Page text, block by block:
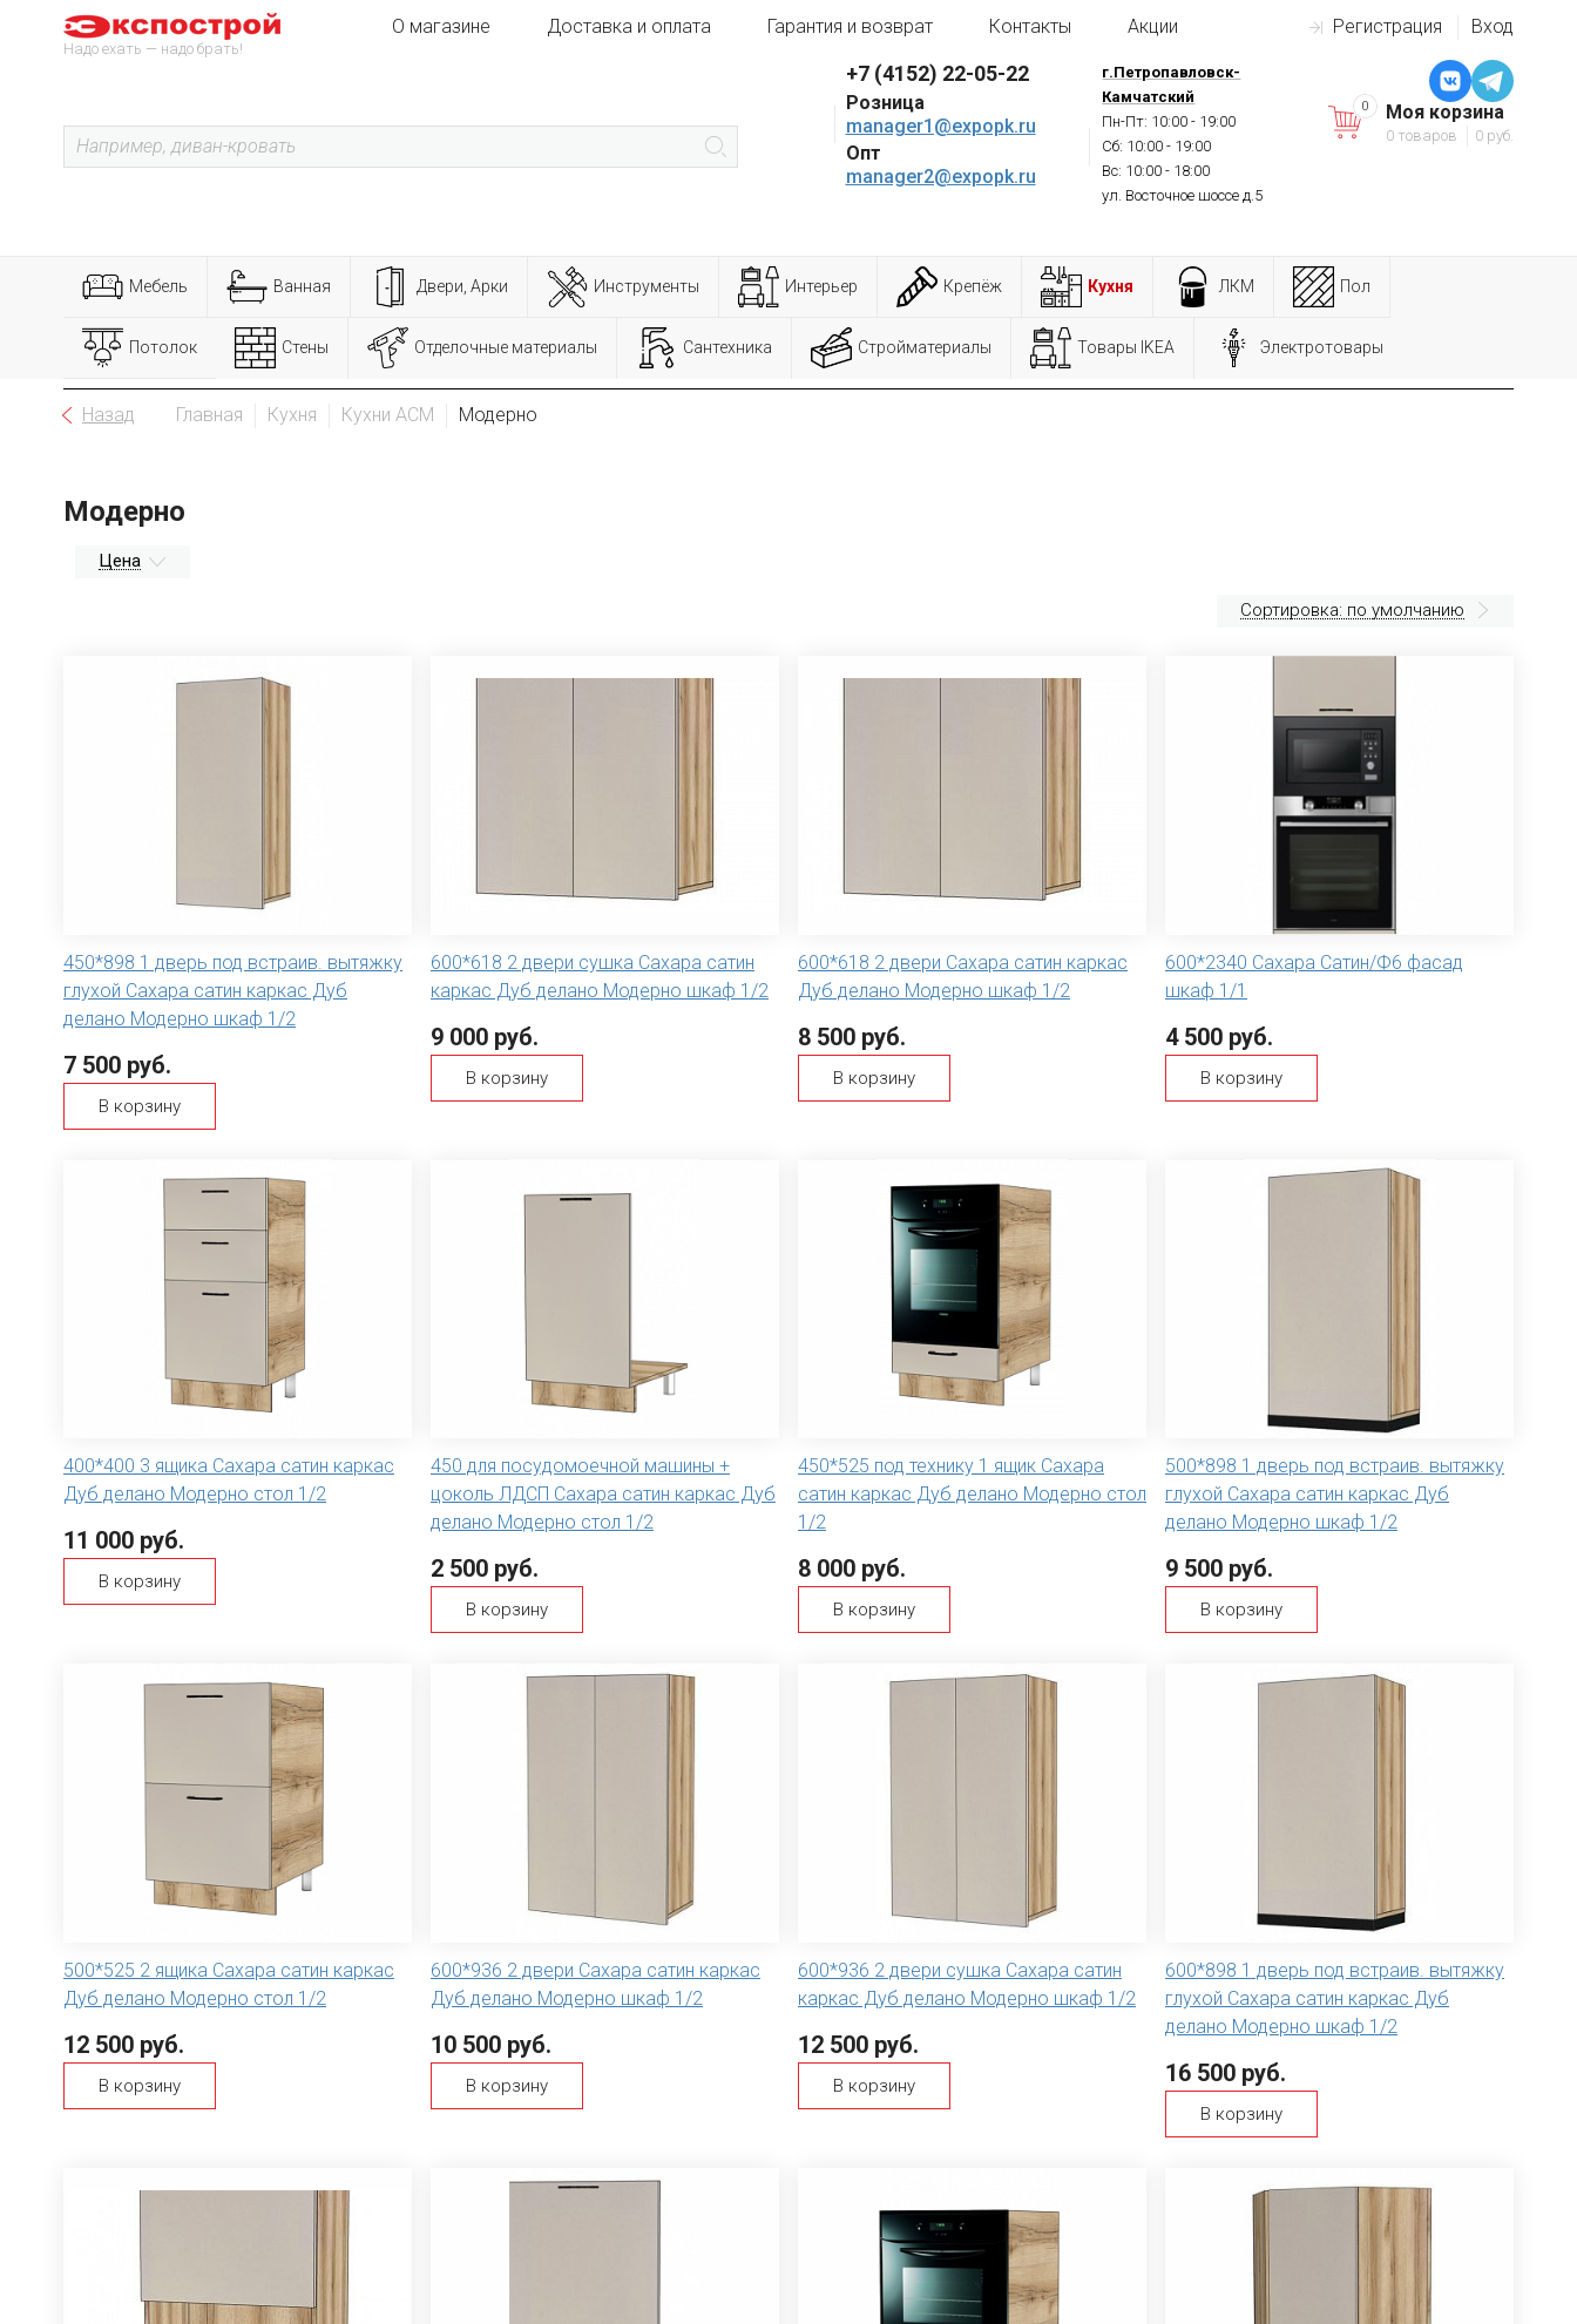
Надо ехать — надо брать!
Регистрация Вход
О магазине Доставка и оплата Гарантия и возврат Контакты Акции
+7 (4152) 22-05-22
Розница
manager1@expopk.ru
Опт
manager2@expopk.ru
г.Петропавловск-
Камчатский
Пн-Пт: 10:00 - 19:00
Сб: 10:00 - 19:00
Вс: 10:00 - 18:00
ул. Восточное шоссе д.5
Моя корзина
0 товаров 0 руб.
0
Мебель Ванная Двери, Арки Инструменты Интерьер Крепёж Кухня ЛКМ Пол
Потолок Стены Отделочные материалы Сантехника Стройматериалы Товары IKEA Электротовары
Назад Главная Кухня Кухни АСМ Модерно
Модерно
Цена
Сортировка: по умолчанию
450*898 1 дверь под встраив. вытяжку
глухой Сахара сатин каркас Дуб
делано Модерно шкаф 1/2
7 500 руб.
В корзину
600*618 2 двери сушка Сахара сатин
каркас Дуб делано Модерно шкаф 1/2
9 000 руб.
В корзину
600*618 2 двери Сахара сатин каркас
Дуб делано Модерно шкаф 1/2
8 500 руб.
В корзину
600*2340 Сахара Сатин/Ф6 фасад
шкаф 1/1
4 500 руб.
В корзину
400*400 3 ящика Сахара сатин каркас
Дуб делано Модерно стол 1/2
11 000 руб.
В корзину
450 для посудомоечной машины +
цоколь ЛДСП Сахара сатин каркас Дуб
делано Модерно стол 1/2
2 500 руб.
В корзину
450*525 под технику 1 ящик Сахара
сатин каркас Дуб делано Модерно стол
1/2
8 000 руб.
В корзину
500*898 1 дверь под встраив. вытяжку
глухой Сахара сатин каркас Дуб
делано Модерно шкаф 1/2
9 500 руб.
В корзину
500*525 2 ящика Сахара сатин каркас
Дуб делано Модерно стол 1/2
12 500 руб.
В корзину
600*936 2 двери Сахара сатин каркас
Дуб делано Модерно шкаф 1/2
10 500 руб.
В корзину
600*936 2 двери сушка Сахара сатин
каркас Дуб делано Модерно шкаф 1/2
12 500 руб.
В корзину
600*898 1 дверь под встраив. вытяжку
глухой Сахара сатин каркас Дуб
делано Модерно шкаф 1/2
16 500 руб.
В корзину